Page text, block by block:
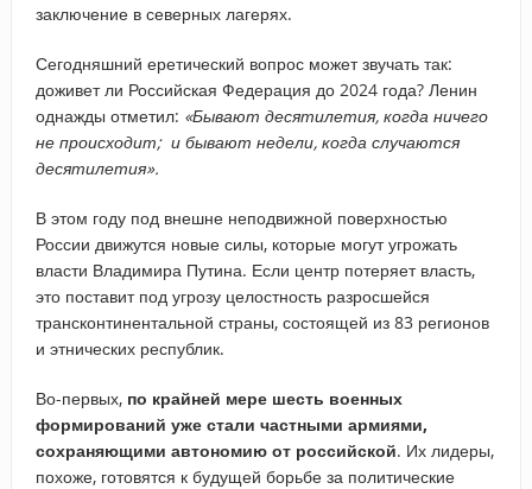
заключение в северных лагерях.
Сегодняшний еретический вопрос может звучать так:
доживет ли Российская Федерация до 2024 года? Ленин
однажды отметил: «Бывают десятилетия, когда ничего
не происходит; и бывают недели, когда случаются
десятилетия».
В этом году под внешне неподвижной поверхностью
России движутся новые силы, которые могут угрожать
власти Владимира Путина. Если центр потеряет власть,
это поставит под угрозу целостность разросшейся
трансконтинентальной страны, состоящей из 83 регионов
и этнических республик.
Во-первых, по крайней мере шесть военных
формирований уже стали частными армиями,
сохраняющими автономию от российской. Их лидеры,
похоже, готовятся к будущей борьбе за политические